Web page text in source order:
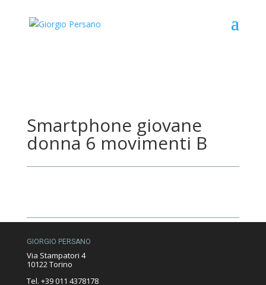
Smartphone giovane
donna 6 movimenti B
GIORGIO PERSANO
Via Stampatori 4
10122 Torino
Tel. +39 011 4378178